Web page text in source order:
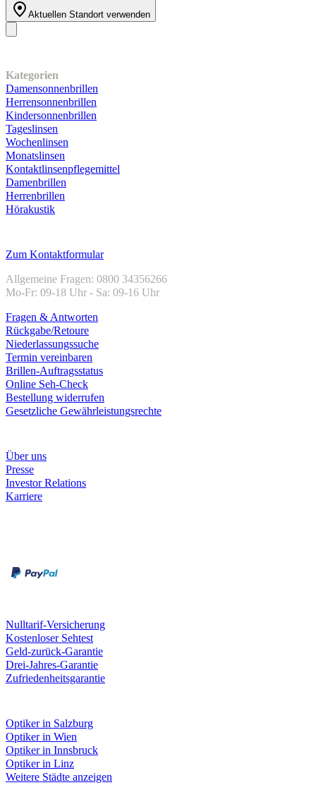
Aktuellen Standort verwenden
Kategorien
Damensonnenbrillen
Herrensonnenbrillen
Kindersonnenbrillen
Tageslinsen
Wochenlinsen
Monatslinsen
Kontaktlinsenpflegemittel
Damenbrillen
Herrenbrillen
Hörakustik
Zum Kontaktformular
Allgemeine Fragen: 0800 34356266
Mo-Fr: 09-18 Uhr - Sa: 09-16 Uhr
Fragen & Antworten
Rückgabe/Retoure
Niederlassungssuche
Termin vereinbaren
Brillen-Auftragsstatus
Online Seh-Check
Bestellung widerrufen
Gesetzliche Gewährleistungsrechte
Über uns
Presse
Investor Relations
Karriere
Nulltarif-Versicherung
Kostenloser Sehtest
Geld-zurück-Garantie
Drei-Jahres-Garantie
Zufriedenheitsgarantie
Optiker in Salzburg
Optiker in Wien
Optiker in Innsbruck
Optiker in Linz
Weitere Städte anzeigen